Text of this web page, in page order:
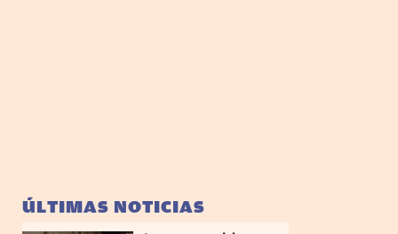
ÚLTIMAS NOTICIAS